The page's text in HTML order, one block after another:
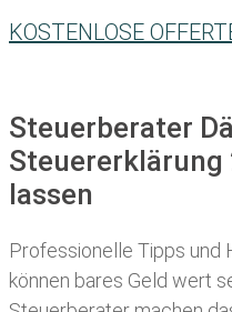
KOSTENLOSE
Steuerberater
Steuererklärung
lassen
Professionelle Tipps und
können bares Geld wert